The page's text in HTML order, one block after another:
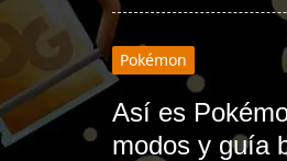
Pokémon
Así es
modos y guía